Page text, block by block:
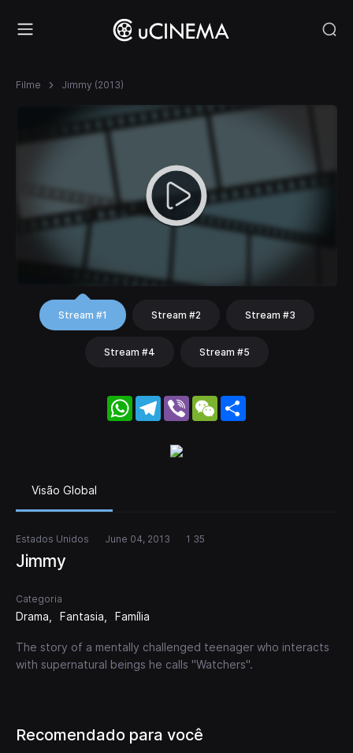
Filme Jimmy (2013)
Stream #1 Stream #2 Stream #3
Stream #4 Stream #5
WhatsApp
Telegram
Viber WeChat
Visão Global
Estados Unidos June 04, 2013 1 35
Jimmy
Categoria
Drama Fantasia Família
The story of a mentally challenged teenager who interacts
with supernatural beings he calls "Watchers".
Recomendado para você